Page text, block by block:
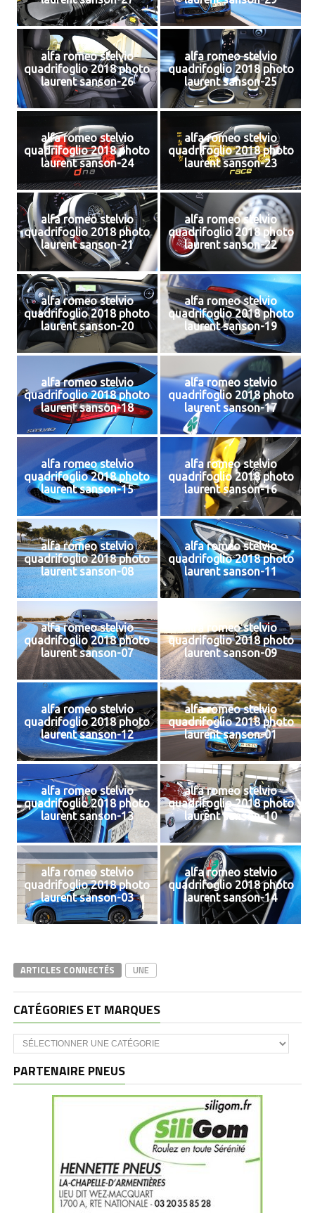
alfa romeo stelvio
quadrifoglio 2018 photo
laurent sanson-26
alfa romeo stelvio
quadrifoglio 2018 photo
laurent sanson-25
alfa romeo stelvio
quadrifoglio 2018 photo
laurent sanson-24
alfa romeo stelvio
quadrifoglio 2018 photo
laurent sanson-23
alfa romeo stelvio
quadrifoglio 2018 photo
laurent sanson-21
alfa romeo stelvio
quadrifoglio 2018 photo
laurent sanson-22
alfa romeo stelvio
quadrifoglio 2018 photo
laurent sanson-20
alfa romeo stelvio
quadrifoglio 2018 photo
laurent sanson-19
alfa romeo stelvio
quadrifoglio 2018 photo
laurent sanson-18
alfa romeo stelvio
quadrifoglio 2018 photo
laurent sanson-17
alfa romeo stelvio
quadrifoglio 2018 photo
laurent sanson-15
alfa romeo stelvio
quadrifoglio 2018 photo
laurent sanson-16
alfa romeo stelvio
quadrifoglio 2018 photo
laurent sanson-08
alfa romeo stelvio
quadrifoglio 2018 photo
laurent sanson-11
alfa romeo stelvio
quadrifoglio 2018 photo
laurent sanson-07
alfa romeo stelvio
quadrifoglio 2018 photo
laurent sanson-09
alfa romeo stelvio
quadrifoglio 2018 photo
laurent sanson-12
alfa romeo stelvio
quadrifoglio 2018 photo
laurent sanson-01
alfa romeo stelvio
quadrifoglio 2018 photo
laurent sanson-13
alfa romeo stelvio
quadrifoglio 2018 photo
laurent sanson-10
alfa romeo stelvio
quadrifoglio 2018 photo
laurent sanson-03
alfa romeo stelvio
quadrifoglio 2018 photo
laurent sanson-14
ARTICLES CONNECTÉS UNE
CATÉGORIES ET MARQUES
Catégories
et
PARTENAIRE PNEUS